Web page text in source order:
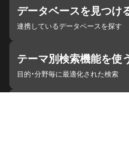
データベースを見つけ
連携しているデータベースを探す
テーマ別検索機能を使
目的・分野毎に最適化された検索